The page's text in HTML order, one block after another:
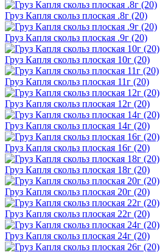
Груз Капля скольз плоская .8г (20)
Груз Капля скольз плоская .9г (20)
Груз Капля скольз плоская 10г (20)
Груз Капля скольз плоская 11г (20)
Груз Капля скольз плоская 12г (20)
Груз Капля скольз плоская 14г (20)
Груз Капля скольз плоская 16г (20)
Груз Капля скольз плоская 18г (20)
Груз Капля скольз плоская 20г (20)
Груз Капля скольз плоская 22г (20)
Груз Капля скольз плоская 24г (20)